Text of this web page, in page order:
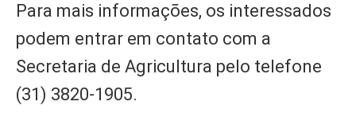
Para mais informações, os interessados
podem entrar em contato com a
Secretaria de Agricultura pelo telefone
(31) 3820-1905.